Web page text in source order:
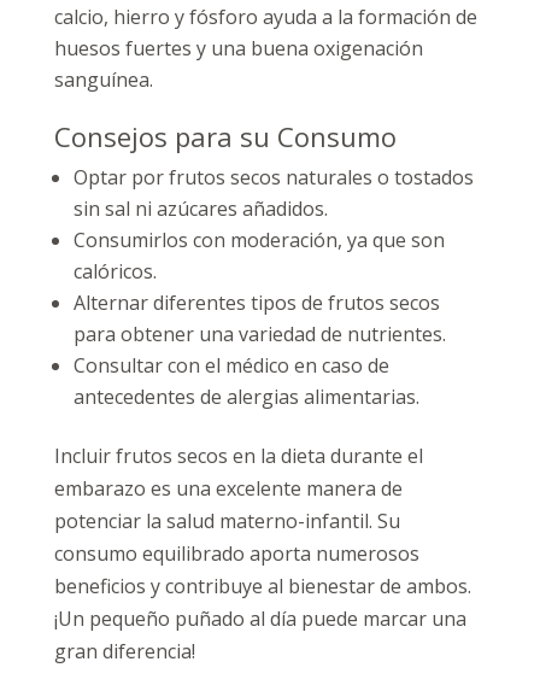
calcio, hierro y fósforo ayuda a la formación de
huesos fuertes y una buena oxigenación
sanguínea.
Consejos para su Consumo
Optar por frutos secos naturales o tostados
sin sal ni azúcares añadidos.
Consumirlos con moderación, ya que son
calóricos.
Alternar diferentes tipos de frutos secos
para obtener una variedad de nutrientes.
Consultar con el médico en caso de
antecedentes de alergias alimentarias.
Incluir frutos secos en la dieta durante el
embarazo es una excelente manera de
potenciar la salud materno-infantil. Su
consumo equilibrado aporta numerosos
beneficios y contribuye al bienestar de ambos.
¡Un pequeño puñado al día puede marcar una
gran diferencia!